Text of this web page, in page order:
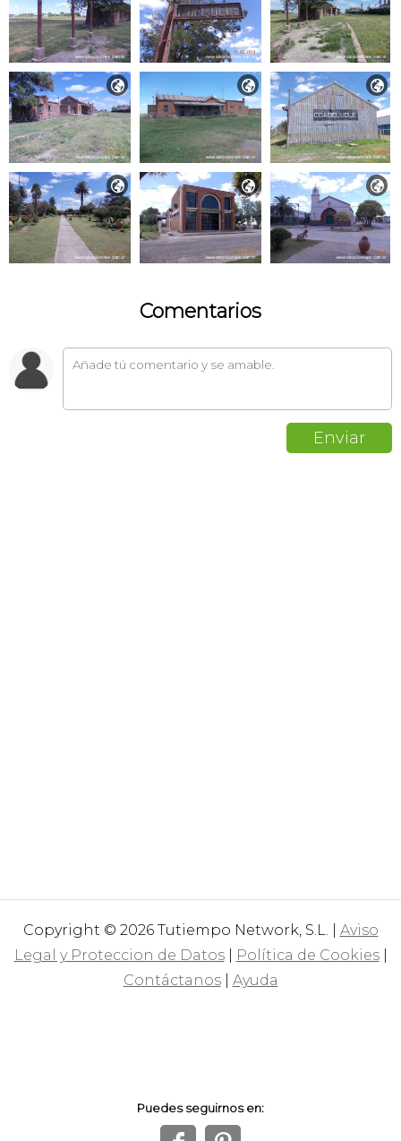
  
  
Comentarios
Copyright © 2026 Tutiempo Network, S.L. | Aviso
Legal y Proteccion de Datos| Política de Cookies|
Contáctanos| Ayuda
Puedes seguirnos en: